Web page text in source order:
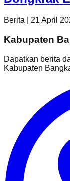
Berita 21 April
Kabupaten
Dapatkan berita
Kabupaten